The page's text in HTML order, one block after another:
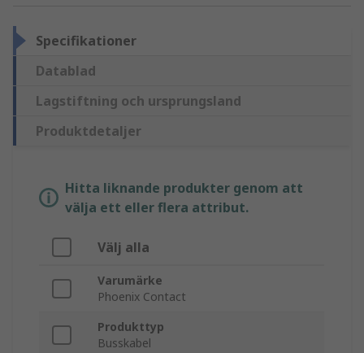
Specifikationer
Datablad
Lagstiftning och ursprungsland
Produktdetaljer
Hitta liknande produkter genom att
välja ett eller flera attribut.
Välj alla
Varumärke
Phoenix Contact
Produkttyp
Busskabel